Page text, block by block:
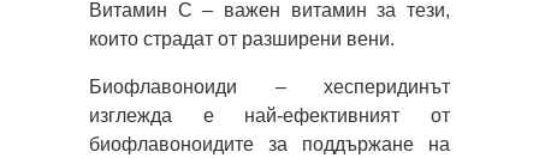
Витамин С – важен витамин за тези,
които страдат от разширени вени.
Биофлавоноиди – хесперидинът
изглежда е най-ефективният от
биофлавоноидите за поддържане на